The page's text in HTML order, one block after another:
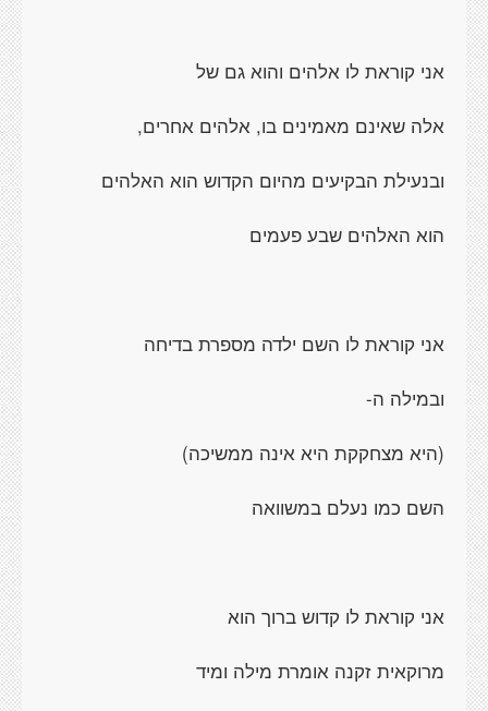
אני קוראת לו אלהים והוא גם של
אלה שאינם מאמינים בו, אלהים אחרים,
ובנעילת הבקיעים מהיום הקדוש הוא האלהים
הוא האלהים שבע פעמים
אני קוראת לו השם ילדה מספרת בדיחה
ובמילה ה-
(היא מצחקקת היא אינה ממשיכה)
השם כמו נעלם במשוואה
אני קוראת לו קדוש ברוך הוא
מרוקאית זקנה אומרת מילה ומיד